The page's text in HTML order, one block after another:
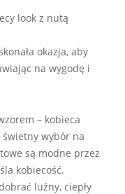
look z nutą
okazja, aby
na wygodę i
– kobieca
wybór na
są modne przez
kobiecość.
luźny, ciepły